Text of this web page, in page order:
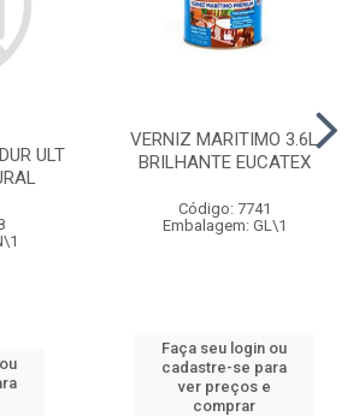
ULT
VERNIZ MARITIMO 3.6L
BRILHANTE EUCATEX
Código: 7741
Embalagem: GL\1
Faça seu login ou
cadastre-se para
ver preços e
comprar